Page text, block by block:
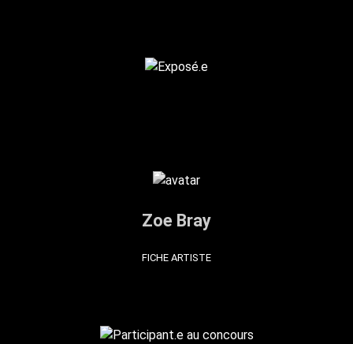
Zoe Bray
FICHE ARTISTE